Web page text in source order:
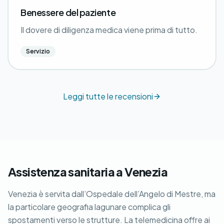
Benessere del paziente
Il dovere di diligenza medica viene prima di tutto.
Servizio
Leggi tutte le recensioni
Assistenza sanitaria a Venezia
Venezia è servita dall’Ospedale dell’Angelo di Mestre, ma
la particolare geografia lagunare complica gli
spostamenti verso le strutture. La telemedicina offre ai